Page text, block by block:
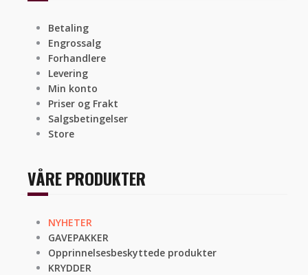
Betaling
Engrossalg
Forhandlere
Levering
Min konto
Priser og Frakt
Salgsbetingelser
Store
VÅRE PRODUKTER
NYHETER
GAVEPAKKER
Opprinnelsesbeskyttede produkter
KRYDDER